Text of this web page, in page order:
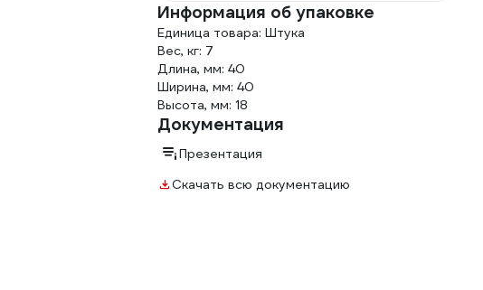
Информация об упаковке
Единица товара: Штука
Вес, кг: 7
Длина, мм: 40
Ширина, мм: 40
Высота, мм: 18
Документация
Презентация
Скачать всю документацию